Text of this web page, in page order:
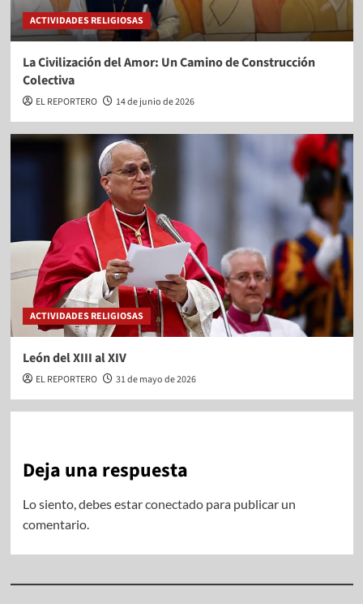
ACTIVIDADES RELIGIOSAS
La Civilización del Amor: Un Camino de Construcción
Colectiva
EL REPORTERO 14 de junio de 2026
ACTIVIDADES RELIGIOSAS
León del XIII al XIV
EL REPORTERO 31 de mayo de 2026
Deja una respuesta
Lo siento, debes estarconectadopara publicar un
comentario.